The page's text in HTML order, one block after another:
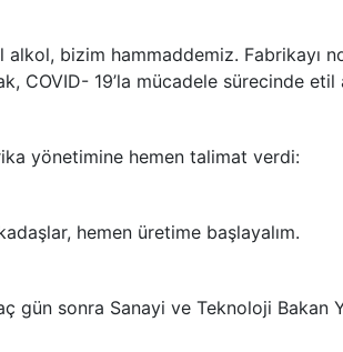
alkol, bizim hammaddemiz. Fabrikayı
COVID- 19’la mücadele sürecinde
yönetimine hemen talimat verdi:
hemen üretime başlayalım.
gün sonra Sanayi ve Teknoloji Bakan